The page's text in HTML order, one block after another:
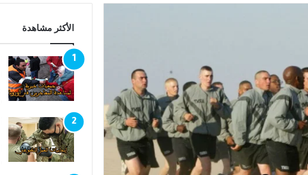
الأكثر مشاهدة